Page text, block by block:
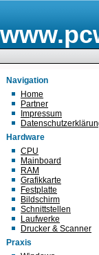
Navigation
Home
Partner
Impressum
Hardware
CPU
Mainboard
RAM
Grafikkarte
Festplatte
Bildschirm
Schnittstellen
Laufwerke
Drucker & Scanner
Praxis